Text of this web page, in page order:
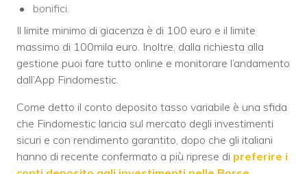
bonifici.
Il limite minimo di giacenza è di 100 euro e il limite
massimo di 100mila euro. Inoltre, dalla richiesta alla
gestione puoi fare tutto online e monitorare l’andamento
dall’App Findomestic.
Come detto il conto deposito tasso variabile è una sfida
che Findomestic lancia sul mercato degli investimenti
sicuri e con rendimento garantito, dopo che gli italiani
hanno di recente confermato a più riprese di preferire i